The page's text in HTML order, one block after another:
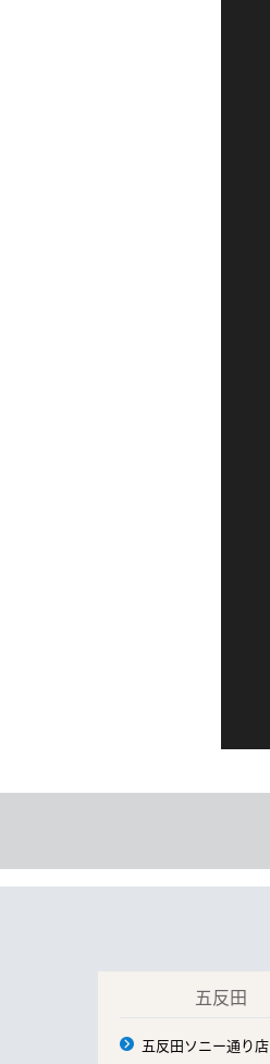
五反田
五反田ソニー通り店